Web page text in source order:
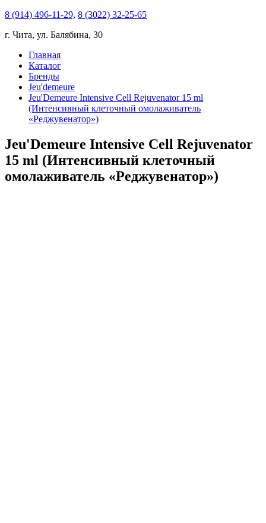
8 (914) 496-11-29, 8 (3022) 32-25-65
г. Чита, ул. Балябина, 30
Главная
Каталог
Бренды
Jeu'demeure
Jeu'Demeure Intensive Cell Rejuvenator 15 ml
(Интенсивный клеточный омолаживатель
«Реджувенатор»)
Jeu'Demeure Intensive Cell Rejuvenator
15 ml (Интенсивный клеточный
омолаживатель «Реджувенатор»)